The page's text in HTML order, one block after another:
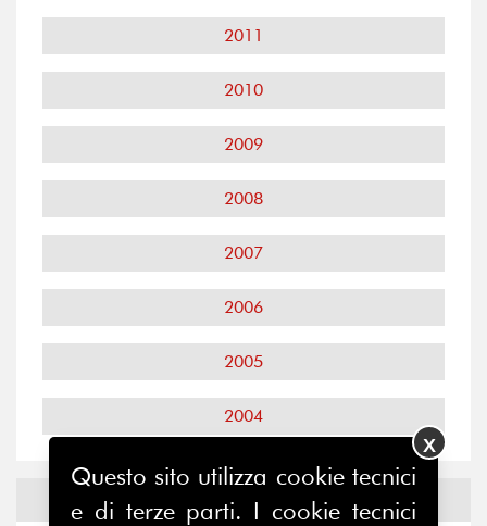
2011
2010
2009
2008
2007
2006
2005
2004
Notizie ed
Questo sito utilizza cookie tecnici
e di terze parti. I cookie tecnici
X